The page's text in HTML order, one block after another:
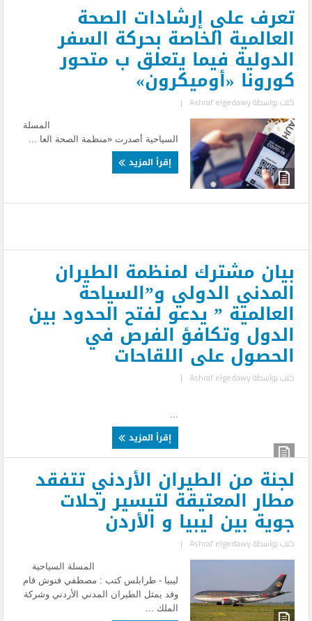
تعرف علي إرشادات الصحة
العالمية الخاصة بحركة السفر
الدولية فيما يتعلق ب متحور
كورونا «أوميكرون»
كتب بواسطةAshraf elgedawy
|
المسلة
السياحية أصدرت «منظمة الصحة العا ...
إقرأ المزيد
بيان مشترك لمنظمة الطيران
المدني الدولي و”السياحة
العالمية ” يدعو لفتح الحدود بين
الدول وتكافؤ الفرص في
الحصول على اللقاحات
كتب بواسطةAshraf elgedawy
|
إقرأ المزيد
لجنة من الطيران الأردني تتفقد
مطار المعتيقة لتيسير رحلات
جوية بين ليبيا و الأردن
كتب بواسطةAshraf elgedawy
|
المسلة السياحية
ليبيا - طرابلس كتب : مصطفي فنوش قام
وفد يمثل الطيران المدني الأردني وشركة
الملك ...